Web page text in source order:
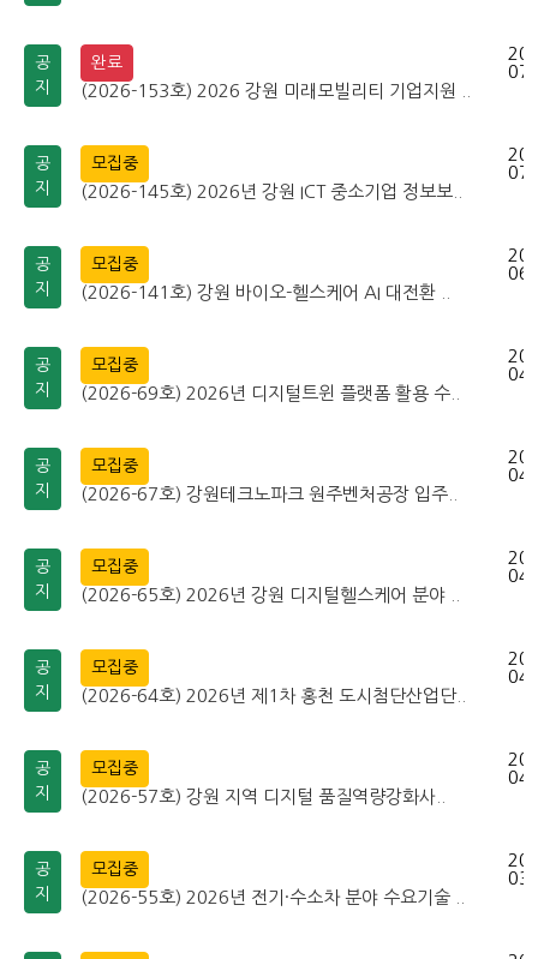
공
지
완료
(2026-153호) 2026 강원 미래모빌리티 기업지원 ..
공
지
모집중
(2026-145호) 2026년 강원 ICT 중소기업 정보보..
공
지
모집중
(2026-141호) 강원 바이오-헬스케어 AI 대전환 ..
공
지
모집중
(2026-69호) 2026년 디지털트윈 플랫폼 활용 수..
공
지
모집중
(2026-67호) 강원테크노파크 원주벤처공장 입주..
공
지
모집중
(2026-65호) 2026년 강원 디지털헬스케어 분야 ..
공
지
모집중
(2026-64호) 2026년 제1차 홍천 도시첨단산업단..
공
지
모집중
(2026-57호) 강원 지역 디지털 품질역량강화사..
공
지
모집중
(2026-55호) 2026년 전기·수소차 분야 수요기술 ..